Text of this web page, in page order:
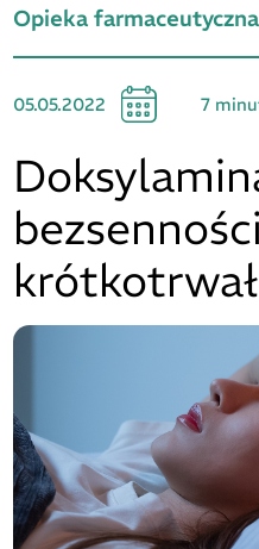
Opieka farmaceutyczna
05.05.2022 7
bezsenności